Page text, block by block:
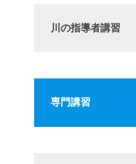
川の指導者講習
専門講習